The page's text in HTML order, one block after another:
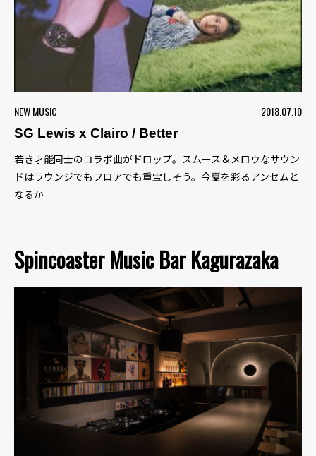
NEW MUSIC
2018.07.10
SG Lewis x Clairo / Better
若き才能同士のコラボ曲がドロップ。スムース＆メロウなサウン
ドはラウンジでもフロアでも重宝しそう。今夏を彩るアンセムと
なるか
Spincoaster Music Bar Kagurazaka